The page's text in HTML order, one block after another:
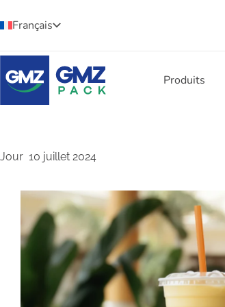
Français
Produits
Jour 10 juillet 2024